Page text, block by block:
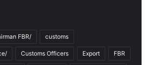
g
FBR/ customs
Customs Officers Export FBR